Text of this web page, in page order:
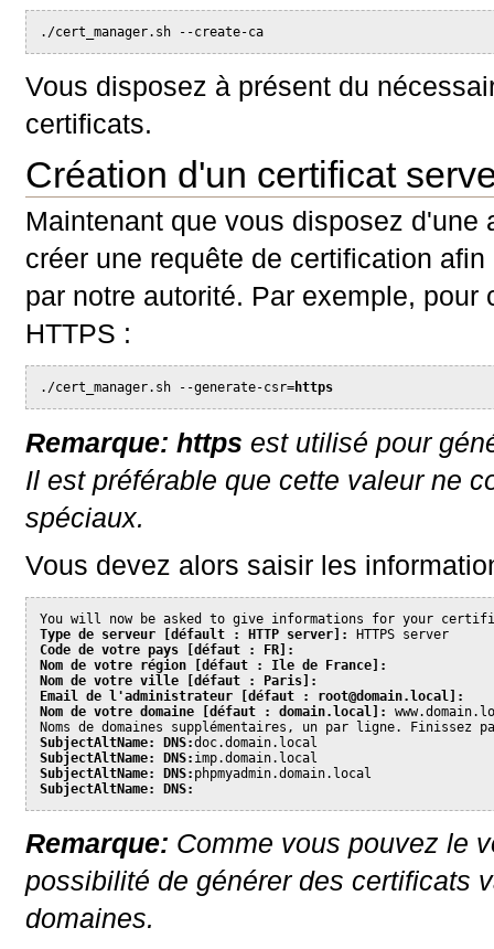
./cert_manager.sh --create-ca
Vous disposez à présent du
certificats.
Création d'un certificat
Maintenant que vous disposez
créer une requête de certification
par notre autorité. Par exemple,
HTTPS :
./cert_manager.sh --generate-csr=https
Remarque: https est utilisé pour
Il est préférable que cette valeur ne
spéciaux.
Vous devez alors saisir les
You will now be asked to give informations for your
Type de serveur [défault : HTTP server]:
HTTPS server
Code de votre pays [défaut : FR]:
Nom de votre région [défaut : Ile de France]:
Nom de votre ville [défaut : Paris]:
Email de l'administrateur [défaut : root@domain.local]:
Nom de votre domaine [défaut : domain.local]:
Noms de domaines supplémentaires, un par ligne. Finissez
SubjectAltName: DNS:doc.domain.local
SubjectAltName: DNS: imp.domain.local
SubjectAltName: DNS: phpmyadmin.domain.local
SubjectAltName: DNS:
Remarque: Comme vous pouvez le
possibilité de générer des certificats
domaines.